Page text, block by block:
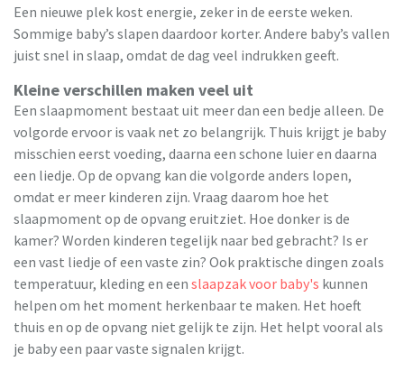
Een nieuwe plek kost energie, zeker in de eerste weken.
Sommige baby’s slapen daardoor korter. Andere baby’s vallen
juist snel in slaap, omdat de dag veel indrukken geeft.
Kleine verschillen maken veel uit
Een slaapmoment bestaat uit meer dan een bedje alleen. De
volgorde ervoor is vaak net zo belangrijk. Thuis krijgt je baby
misschien eerst voeding, daarna een schone luier en daarna
een liedje. Op de opvang kan die volgorde anders lopen,
omdat er meer kinderen zijn. Vraag daarom hoe het
slaapmoment op de opvang eruitziet. Hoe donker is de
kamer? Worden kinderen tegelijk naar bed gebracht? Is er
een vast liedje of een vaste zin? Ook praktische dingen zoals
temperatuur, kleding en een slaapzak voor baby's kunnen
helpen om het moment herkenbaar te maken. Het hoeft
thuis en op de opvang niet gelijk te zijn. Het helpt vooral als
je baby een paar vaste signalen krijgt.